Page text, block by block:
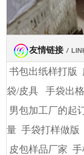
友情链接 /
书包出纸样打版
袋/皮具
手袋出
男包加工厂的起
量 手袋打样做版
皮包样品厂家 手